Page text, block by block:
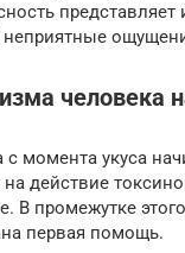
представляет
человека
с момента укуса
действие
В промежутке
первая помощь.